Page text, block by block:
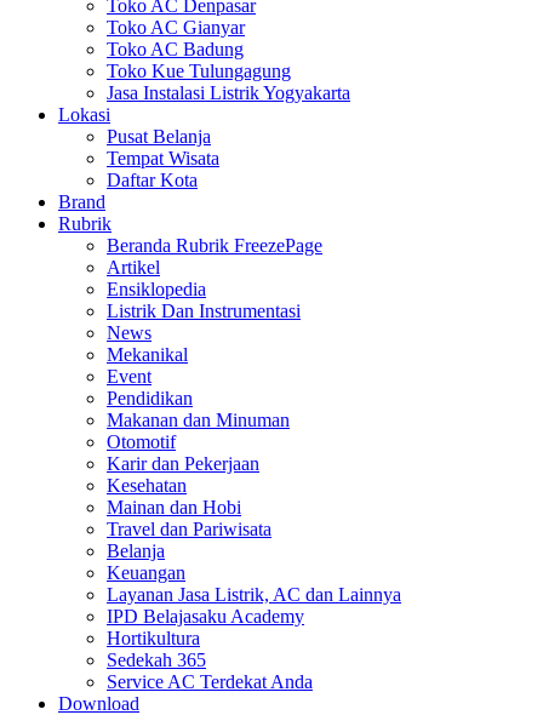
Toko AC Denpasar
Toko AC Gianyar
Toko AC Badung
Toko Kue Tulungagung
Jasa Instalasi Listrik Yogyakarta
Lokasi
Pusat Belanja
Tempat Wisata
Daftar Kota
Brand
Rubrik
Beranda Rubrik FreezePage
Artikel
Ensiklopedia
Listrik Dan Instrumentasi
News
Mekanikal
Event
Pendidikan
Makanan dan Minuman
Otomotif
Karir dan Pekerjaan
Kesehatan
Mainan dan Hobi
Travel dan Pariwisata
Belanja
Keuangan
Layanan Jasa Listrik, AC dan Lainnya
IPD Belajasaku Academy
Hortikultura
Sedekah 365
Service AC Terdekat Anda
Download